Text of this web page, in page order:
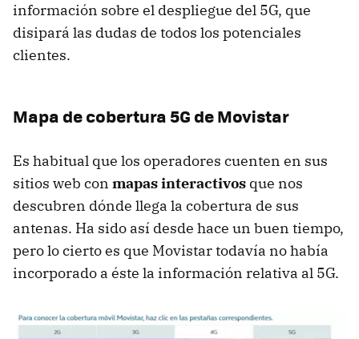
información sobre el despliegue del 5G, que
disipará las dudas de todos los potenciales
clientes.
Mapa de cobertura 5G de Movistar
Es habitual que los operadores cuenten en sus
sitios web con mapas interactivos que nos
descubren dónde llega la cobertura de sus
antenas. Ha sido así desde hace un buen tiempo,
pero lo cierto es que Movistar todavía no había
incorporado a éste la información relativa al 5G.